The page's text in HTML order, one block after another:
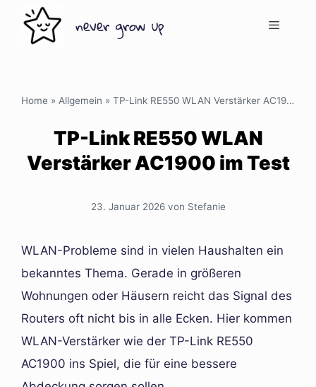
Inhalt
never grow up
Home » Allgemein » TP-Link RE550 WLAN Verstärker AC1900 im Test
TP-Link RE550 WLAN
Verstärker AC1900 im Test
23. Januar 2026 von Stefanie
WLAN-Probleme sind in vielen Haushalten ein
bekanntes Thema. Gerade in größeren
Wohnungen oder Häusern reicht das Signal des
Routers oft nicht bis in alle Ecken. Hier kommen
WLAN-Verstärker wie der TP-Link RE550
AC1900 ins Spiel, die für eine bessere